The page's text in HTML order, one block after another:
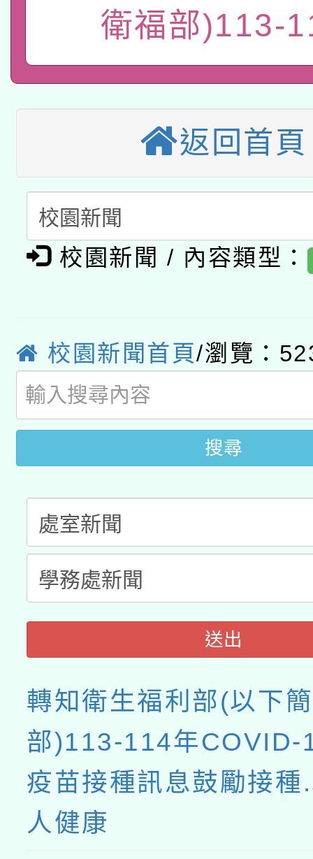
業技術研究院辦理「
用水績優單位及節水達
115年8月22日(星期六
2026年桃園地景藝術
本校115學年度第2次
招甄選結果公告(無人
適應運動共學行動站研
本館辦理115年度閱讀
暨閱讀推動專業研習
科技賦能─人工智慧
礎課程
A3數位素養講師名單
「數位內容與教學軟
薪期間赴陸應申請許可
業技術研究院辦理「
用水績優單位及節水達
115年8月22日(星期六
桃園市孔廟祈福系列
開 智慧啟航」
2026年桃園地景藝術
衛福部)113-
返回首頁
校園新聞 / 內容類型：
校園新聞首頁/瀏覽：
搜尋
送出
轉知衛生福利部(以下
部)113-114年COVID-
疫苗接種訊息鼓勵接種
人健康